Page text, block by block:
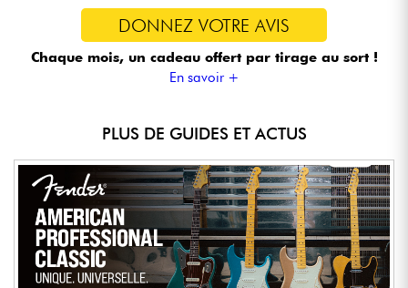
DONNEZ VOTRE AVIS
Chaque mois, un cadeau offert par tirage au sort !
En savoir +
PLUS DE GUIDES ET ACTUS